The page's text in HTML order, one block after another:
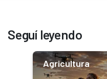
Seguí leyendo
Agricultura